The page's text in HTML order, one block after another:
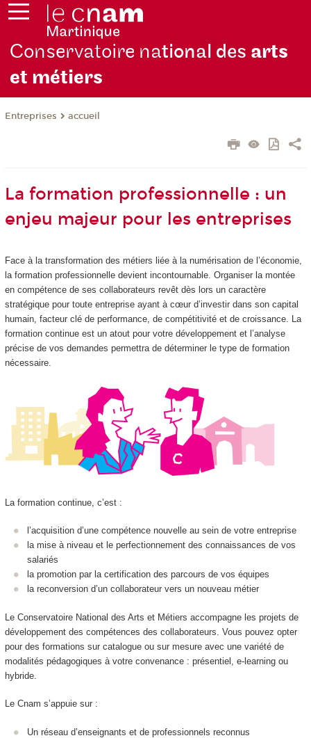
Conservatoire national des arts
et métiers
Entreprises accueil
La formation professionnelle : un
enjeu majeur pour les entreprises
Face à la transformation des métiers liée à la numérisation de l’économie,
la formation professionnelle devient incontournable. Organiser la montée
en compétence de ses collaborateurs revêt dès lors un caractère
stratégique pour toute entreprise ayant à cœur d’investir dans son capital
humain, facteur clé de performance, de compétitivité et de croissance. La
formation continue est un atout pour votre développement et l’analyse
précise de vos demandes permettra de déterminer le type de formation
nécessaire.
La formation continue, c’est :
l’acquisition d’une compétence nouvelle au sein de votre entreprise
la mise à niveau et le perfectionnement des connaissances de vos
salariés
la promotion par la certification des parcours de vos équipes
la reconversion d’un collaborateur vers un nouveau métier
Le Conservatoire National des Arts et Métiers accompagne les projets de
développement des compétences des collaborateurs. Vous pouvez opter
pour des formations sur catalogue ou sur mesure avec une variété de
modalités pédagogiques à votre convenance : présentiel, e-learning ou
hybride.
Le Cnam s’appuie sur :
Un réseau d’enseignants et de professionnels reconnus